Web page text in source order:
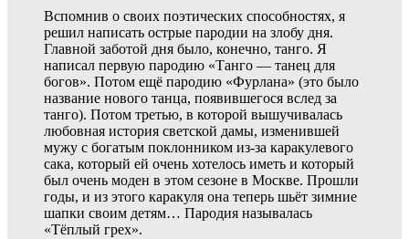
Вспомнив о своих поэтических способностях, я
решил написать острые пародии на злобу дня.
Главной заботой дня было, конечно, танго. Я
написал первую пародию «Танго — танец для
богов». Потом ещё пародию «Фурлана» (это было
название нового танца, появившегося вслед за
танго). Потом третью, в которой вышучивалась
любовная история светской дамы, изменившей
мужу с богатым поклонником из‑за каракулевого
сака, который ей очень хотелось иметь и который
был очень моден в этом сезоне в Москве. Прошли
годы, и из этого каракуля она теперь шьёт зимние
шапки своим детям… Пародия называлась
«Тёплый грех».